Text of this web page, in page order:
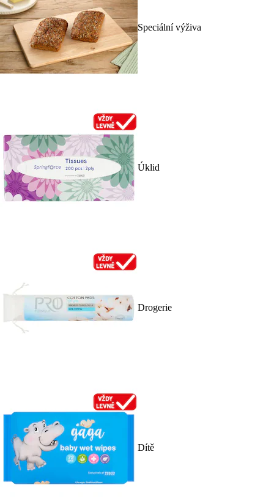
Speciální výživa
Úklid
Drogerie
Dítě